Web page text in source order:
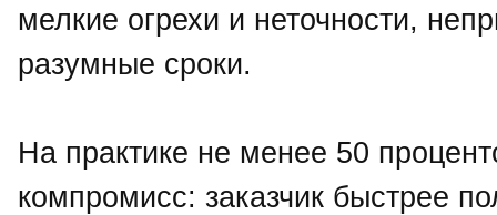
мелкие огрехи и неточности,
разумные сроки.
На практике не менее 50
компромисс: заказчик быстрее